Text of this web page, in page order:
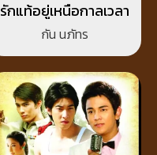
รักแท้อยู่เหนือกาลเวลา
กัน นภัทร